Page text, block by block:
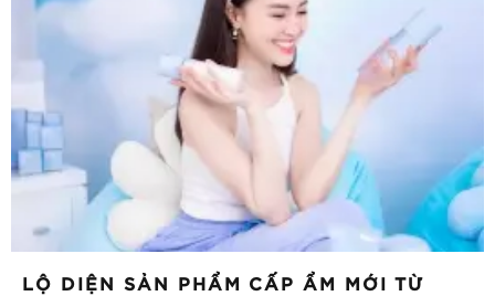
LỘ DIỆN SẢN PHẨM CẤP ẨM MỚI TỪ